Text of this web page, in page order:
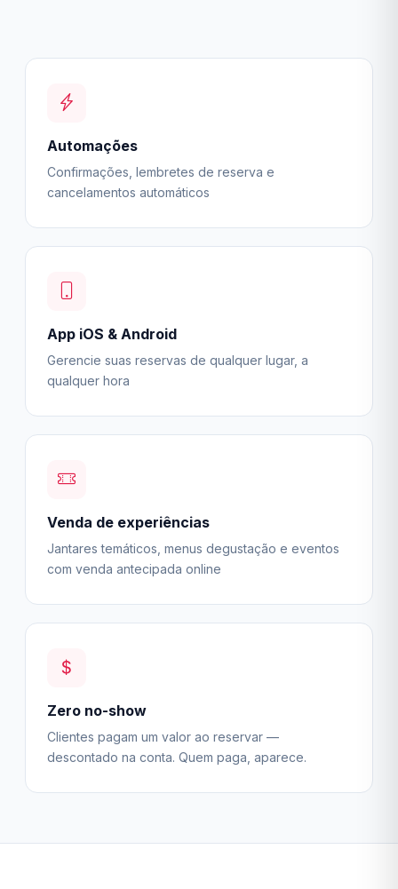
Automações
Confirmações, lembretes de reserva e
cancelamentos automáticos
App iOS & Android
Gerencie suas reservas de qualquer lugar, a
qualquer hora
Venda de experiências
Jantares temáticos, menus degustação e eventos
com venda antecipada online
Zero no-show
Clientes pagam um valor ao reservar —
descontado na conta. Quem paga, aparece.